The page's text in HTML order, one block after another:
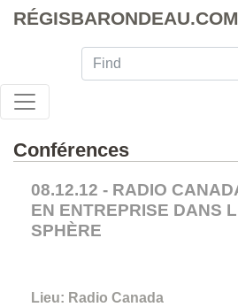
RÉGISBARONDEAU.COM
Find
Conférences
08.12.12 - RADIO
EN ENTREPRISE DANS
SPHÈRE
Lieu: Radio Canada